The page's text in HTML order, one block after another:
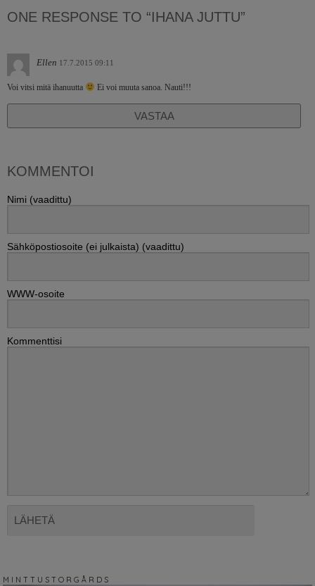
ONE RESPONSE TO “IHANA JUTTU”
Ellen 17.7.2015 09:11
Voi vitsi mitä ihanuutta Ei voi muuta sanoa. Nauti!!!
VASTAA
KOMMENTOI
Nimi (vaadittu)
Sähköpostiosoite (ei julkaista) (vaadittu)
WWW-osoite
Kommenttisi
M I N T T U S T O R G Å R D S